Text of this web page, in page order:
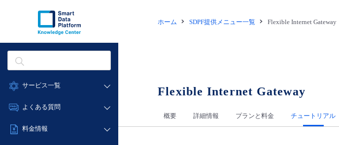
サービス一覧
データ利活用
ネットワーク
よくある質問
データ利活用
料金情報
ホーム SDPF提供メニュー一覧 Flexible Internet Gateway
Flexible Internet Gateway
概要 詳細情報 プランと料金 チュートリアル